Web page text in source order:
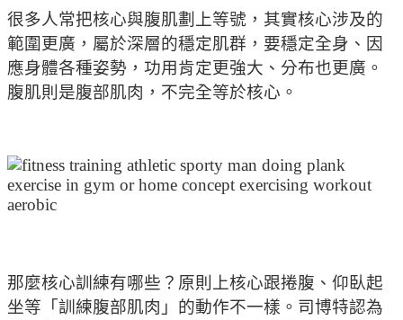
很多人常把核心與腹肌劃上等號，其實核心涉及的
範圍更廣，屬於深層的穩定肌群，要穩定全身、因
應身體各種姿勢，功用肯定更強大、分布也更廣。
腹肌則是腹部肌肉，不完全等於核心。
那麼核心訓練有哪些？原則上核心跟捲腹、仰臥起
坐等「訓練腹部肌肉」的動作不一樣。司博特認為